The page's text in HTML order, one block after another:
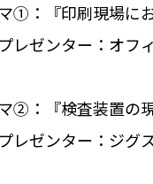
①：『印刷現場に
ター：オフィ
②：『検査装置の
ター：ジグス